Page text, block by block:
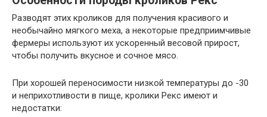
Разводят этих кроликов для получения красивого и
необычайно мягкого меха, а некоторые предприимчивые
фермеры используют их ускоренный весовой прирост,
чтобы получить вкусное и сочное мясо.
При хорошей переносимости низкой температуры до -30
и неприхотливости в пище, кролики Рекс имеют и
недостатки: